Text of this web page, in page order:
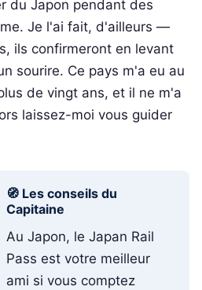
du Japon pendant des
Je l'ai fait, d'ailleurs —
ils confirmeront en levant
sourire. Ce pays m'a eu au
de vingt ans, et il ne m'a
laissez-moi vous guider
🧭 Les conseils du
Capitaine
Au Japon, le Japan Rail
Pass est votre meilleur
ami si vous comptez